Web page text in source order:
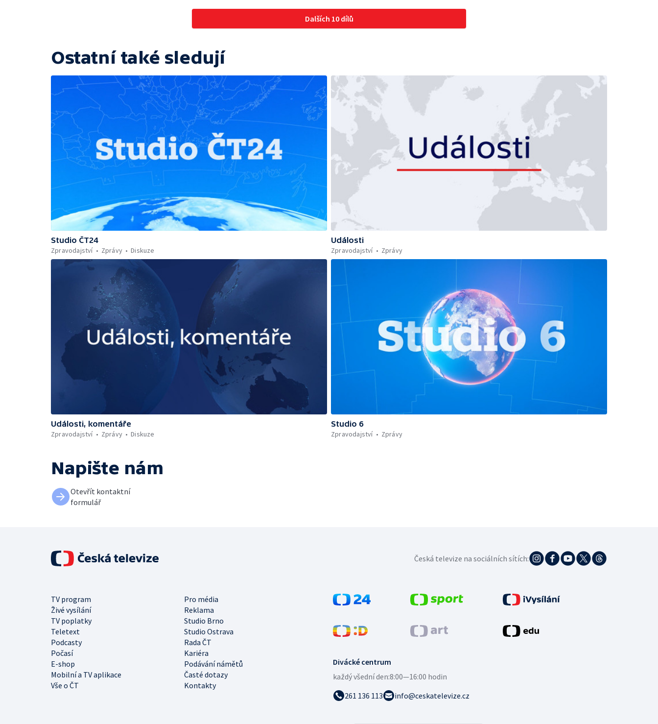
Dalších 10 dílů
Ostatní také sledují
Studio ČT24
Zpravodajství
Zprávy Diskuze
Události
Zpravodajství
Zprávy
Události, komentáře
Zpravodajství
Zprávy Diskuze
Studio 6
Zpravodajství
Zprávy
Napište nám
Otevřít kontaktní
formulář
Divácké centrum
každý všední den:8:00—16:00 hodin
261 136 113
info@ceskatelevize.cz
TV program
Pro média
Živé vysílání
Reklama
TV poplatky
Studio Brno
Teletext
Studio Ostrava
Podcasty
Rada ČT
Počasí
Kariéra
E-shop
Podávání námětů
Mobilní a TV aplikace
Časté dotazy
Vše o ČT
Kontakty
Česká televize na sociálních sítích: